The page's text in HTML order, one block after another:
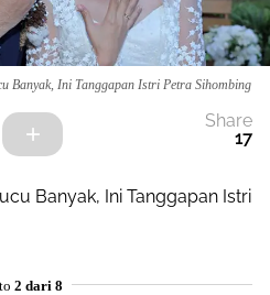
Banyak, Ini Tanggapan Istri Petra Sihombing
Share
17
Banyak, Ini Tanggapan Istri
2 dari 8